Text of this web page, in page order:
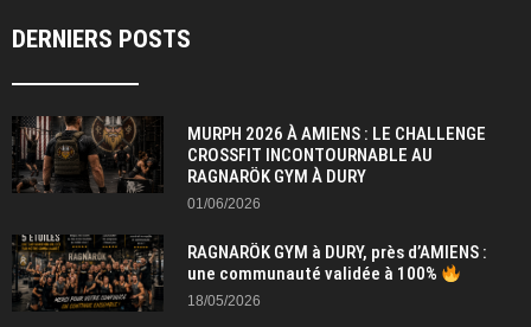
DERNIERS POSTS
MURPH 2026 À AMIENS : LE CHALLENGE
CROSSFIT INCONTOURNABLE AU
RAGNARÖK GYM À DURY
01/06/2026
RAGNARÖK GYM à DURY, près d’AMIENS :
une communauté validée à 100%
18/05/2026